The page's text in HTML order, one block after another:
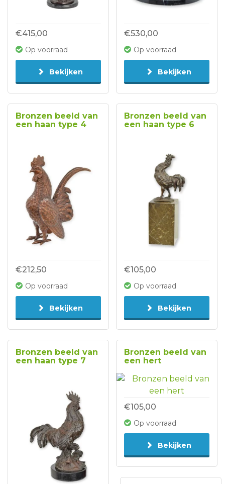
€415,00
Op voorraad
Bekijken
€530,00
Op voorraad
Bekijken
Bronzen beeld van
een haan type 4
€212,50
Op voorraad
Bekijken
Bronzen beeld van
een haan type 6
€105,00
Op voorraad
Bekijken
Bronzen beeld van
een haan type 7
Bronzen beeld van
een hert
€105,00
Op voorraad
Bekijken